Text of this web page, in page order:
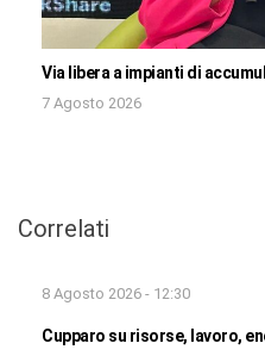
Via libera a impianti di
7 Agosto 2026
Correlati
8 Agosto 2026 - 12:30
Cupparo su risorse, lavoro,